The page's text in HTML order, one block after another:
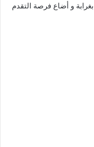
و أضاع فرصة التقدم